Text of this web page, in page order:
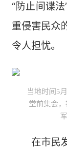
“防止间谍
重侵害民众
令人担忧。
当地时间5
堂前集会
在市民发